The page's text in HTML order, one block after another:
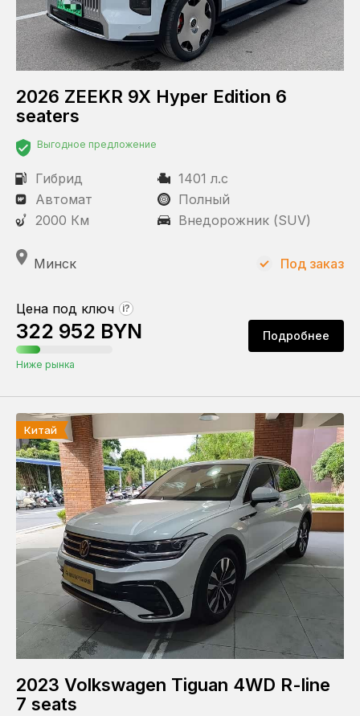
Дизель
Электричество
Объем двигателя
Состояние
С пробегом
Под заказ
В наличии
КПП
Автомат
Вариатор
Ручная
Привод
Полный
Передний
Задний
2026 ZEEKR 9X Hyper Edition 6
seaters
Выгодное предложение
Гибрид
1401 л.с
Автомат
Полный
2000 Км
Внедорожник (SUV)
Минск
Цена под ключ ?
322 952 BYN
Ниже рынка
Подробнее
Под заказ
Китай
2023 Volkswagen Tiguan 4WD R-line
7 seats